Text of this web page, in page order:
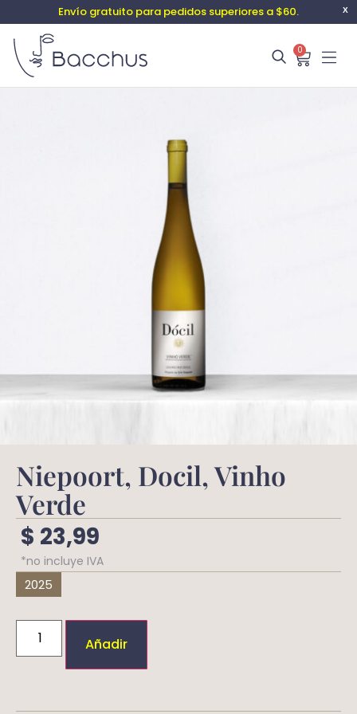
X
Envío gratuito para pedidos superiores a $60.
0
Niepoort, Docil, Vinho
Verde
$ 23,99
*no incluye IVA
2025
Añadir